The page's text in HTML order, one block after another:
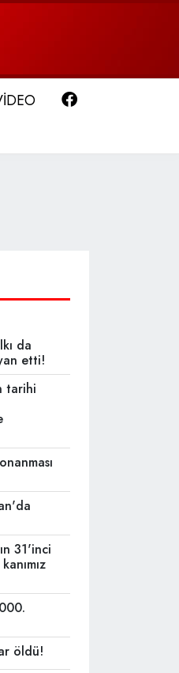
da
etti!
tarihi
31'inci
öldü!